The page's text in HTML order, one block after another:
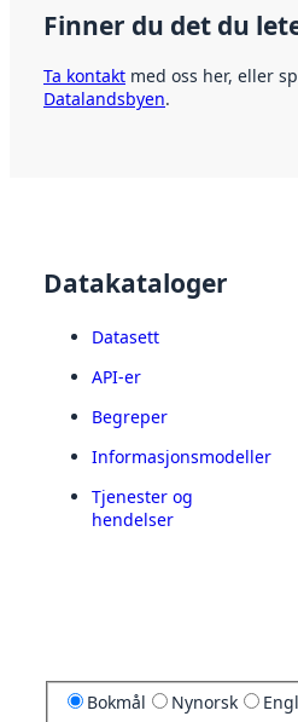
Finner du det du
Ta kontakt med oss her, eller
Datalandsbyen.
Datakataloger
Datasett
API-er
Begreper
Informasjonsmodeller
Tjenester og
hendelser
Bokmål Nynorsk